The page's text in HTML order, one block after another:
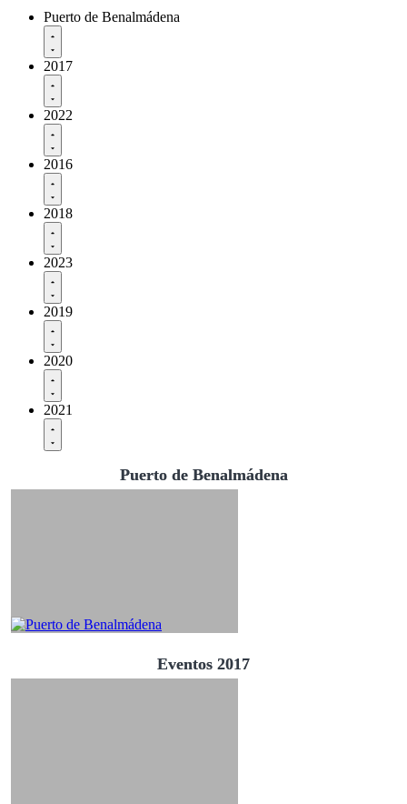
Puerto de Benalmádena
2017
2022
2016
2018
2023
2019
2020
2021
Puerto de Benalmádena
Eventos 2017